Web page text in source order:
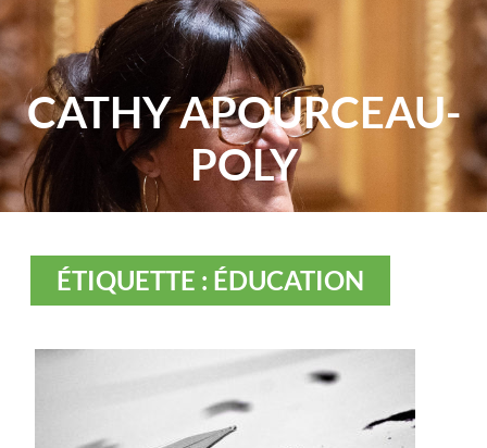
CATHY APOURCEAU-
POLY
ÉTIQUETTE : ÉDUCATION